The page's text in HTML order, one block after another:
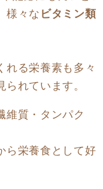
様々な ビタミン類
れる栄養素も多々
られています。
維質・タンパク
ら栄養食として好